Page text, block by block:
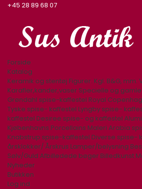
+45 28 89 68 07
Forside
Katalog
Keramik og stentøj Figurer. Kgl. B&G, mm.
Karafler,kander,vaser Specielle og
Grøndahl spise-kaffestel Royal
Tyske spise- kaffestel Lyngby spise-
kaffestel Desiree spise- og kaffestel
Kjøbenhavns Porcellains Maleri Arabia
Knabstrup spise-kaffestel Diverse spise-
årsklokker/ Årskrus Lamper/belysning
Sølv/Guld Afbilledede bøger Billedkunst
Nyheder
Butikken
Log ind